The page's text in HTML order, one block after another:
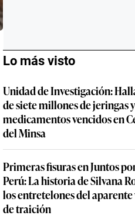
Lo más visto
Unidad de Investigación:
de siete millones de jeringas y
medicamentos vencidos en
del Minsa
Primeras fisuras en Juntos
Perú: La historia de Silvana
los entretelones del
de traición